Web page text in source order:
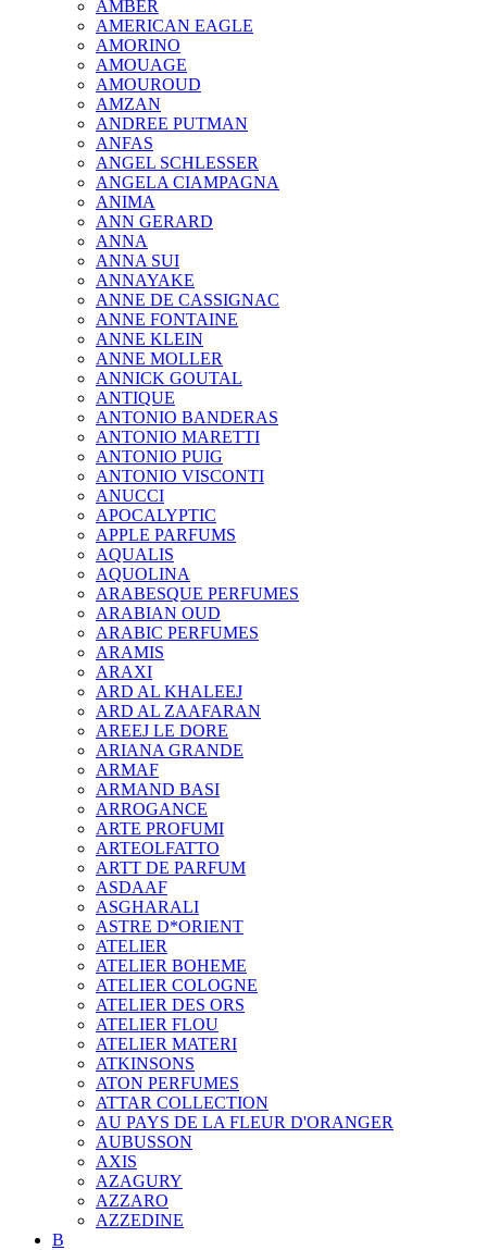
AMBER
AMERICAN EAGLE
AMORINO
AMOUAGE
AMOUROUD
AMZAN
ANDREE PUTMAN
ANFAS
ANGEL SCHLESSER
ANGELA CIAMPAGNA
ANIMA
ANN GERARD
ANNA
ANNA SUI
ANNAYAKE
ANNE DE CASSIGNAC
ANNE FONTAINE
ANNE KLEIN
ANNE MOLLER
ANNICK GOUTAL
ANTIQUE
ANTONIO BANDERAS
ANTONIO MARETTI
ANTONIO PUIG
ANTONIO VISCONTI
ANUCCI
APOCALYPTIC
APPLE PARFUMS
AQUALIS
AQUOLINA
ARABESQUE PERFUMES
ARABIAN OUD
ARABIC PERFUMES
ARAMIS
ARAXI
ARD AL KHALEEJ
ARD AL ZAAFARAN
AREEJ LE DORE
ARIANA GRANDE
ARMAF
ARMAND BASI
ARROGANCE
ARTE PROFUMI
ARTEOLFATTO
ARTT DE PARFUM
ASDAAF
ASGHARALI
ASTRE D*ORIENT
ATELIER
ATELIER BOHEME
ATELIER COLOGNE
ATELIER DES ORS
ATELIER FLOU
ATELIER MATERI
ATKINSONS
ATON PERFUMES
ATTAR COLLECTION
AU PAYS DE LA FLEUR D'ORANGER
AUBUSSON
AXIS
AZAGURY
AZZARO
AZZEDINE
B